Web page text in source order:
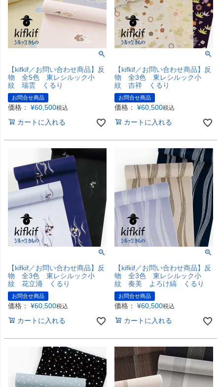
【kifkif／お問い合わせ商品】反
物 全5色 東レシルック小
紋 瑞雲 くるり
お問合せ商品
価格： ¥60,500税込
カートに入れる
【kifkif／お問い合わせ商品】反
物 全3色 東レシルック小
紋 吉祥 くるり
お問合せ商品
価格： ¥60,500税込
カートに入れる
【kifkif／お問い合わせ商品】反
物 全3色 東レシルック小
紋 花立涌 くるり
お問合せ商品
価格： ¥60,500税込
カートに入れる
【kifkif／お問い合わせ商品】反
物 全3色 東レシルック小
紋 奏美 よろけ縞 くるり
お問合せ商品
価格： ¥60,500税込
カートに入れる